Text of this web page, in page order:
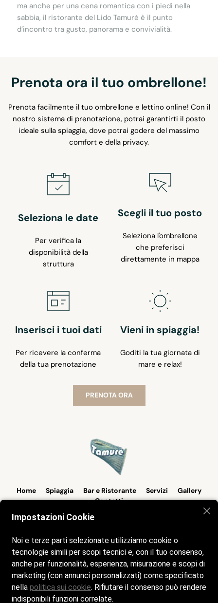
ma anche per una cena romantica con i piedi nella
sabbia, il ristorante del Lido Tamurè è il punto
d’incontro tra gusto, panorama e convivialità.
Prenota ora il tuo ombrellone!
Prenota facilmente il tuo ombrellone e lettino online! Con il
nostro sistema di prenotazione, potrai garantirti il posto
ideale sulla spiaggia, dove potrai godere del massimo
comfort e della privacy.
Seleziona le date
Per verifica la
disponibilità della
struttura
Scegli il tuo posto
Seleziona l'ombrellone
che preferisci
direttamente in mappa
Inserisci i tuoi dati
Per ricevere la conferma
della tua prenotazione
Vieni in spiaggia!
Goditi la tua giornata di
mare e relax!
PRENOTA ORA
Home Spiaggia Bar e Ristorante Servizi
Gallery
Contatti
Siamo aperti tutti i giorni dalle 8:00 alle 23:00
Cookie Policy
Privacy Policy
Impostazioni Cookie
Noi e terze parti selezionate utilizziamo cookie o
tecnologie simili per scopi tecnici e, con il tuo consenso,
anche per funzionalità, esperienza, misurazione e scopi di
marketing (con annunci personalizzati) come specificato
nella politica sui cookie. Rifiutare il consenso può rendere
indisponibili funzioni correlate.